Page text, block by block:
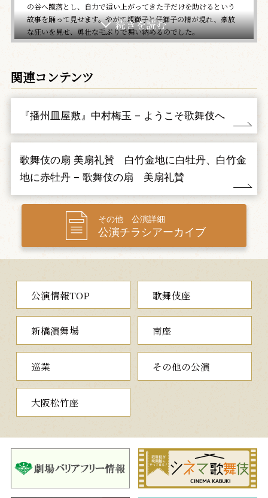
の谷へ蹴落とし、自力で這い上がってきた子だけを助けるという
故事を踊って見せます。やがて親獅子と仔獅子の精が現れ、豪放
な狂いを見せ、勇壮な毛ぶりで舞い納めるのでした。
親子の俳優が演じると、俳優修業の親子の厳しい関係とも重な
に勤めます。
三、曽根崎心中（そねざきしんじゅう）
醤油屋平野屋の手代徳兵衛は、天満屋の遊女お初と将来を約束
し合う仲。ある日、徳兵衛は伯父久右衛門に返さなければならな
い持参金を、油屋九平次に騙し取られたうえ、満座の中で恥じし
められます。その夜、悄然とした徳兵衛が天満屋に現れると、お
初はこれを招き入れ縁の下へ隠します。続いて現れた九平次が、
徳兵衛をさんざんにこき下ろすのを聞いたお初は、隠れている徳
兵衛に命をかけて潔白を証明する覚悟を問い、徳兵衛もその決意
を合図し、二人はあの世で添い遂げる覚悟を決めるのでした。
昨年、歌舞伎座で藤十郎が一世一代にてお初を勤め話題となっ
た名作を、アンコールにお応えして博多座で上演します。
一、ぢいさんばあさん
江戸城の警護にあたる、美濃部伊織と妻るんは評判のおしどり
夫婦。ところが、伊織は喧嘩で負傷した弟の宮重久右衛門に代わ
り京でのお役目を命じられ、離ればなれに。翌年の桜時の再会を
てしまい、越前へ預かりの身となってしまいます。それを知った
るんは、筑前へ奥女中奉公に出ます。時は流れて37年後、再会し
森鷗外の短編を宇野信夫が巧みに脚色した新歌舞伎。夫婦の情
二、四代目中村鴈治郎襲名披露 口上（こうじょう）
俳優が裃姿の正装にてそろい、襲名披露のご挨拶を申し上げま
す。襲名を寿ぐ言葉の中に、役柄ではない俳優の素顔も垣間見え
る一幕です。
関連コンテンツ
『播州皿屋敷』中村梅玉 − ようこそ歌舞伎へ
歌舞伎の扇 美扇礼賛 白竹金地に白牡丹、白竹金
地に赤牡丹 − 歌舞伎の扇 美扇礼賛
その他 公演詳細
公演チラシアーカイブ
公演情報TOP 歌舞伎座
新橋演舞場 南座
巡業 その他の公演
大阪松竹座